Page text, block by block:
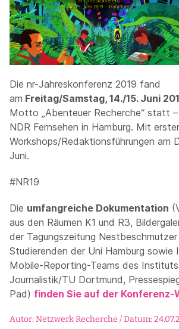
Die nr-Jahreskonferenz 2019 fand
am Freitag/Samstag, 14./15. Juni
Motto „Abenteuer Recherche“ statt –
NDR Fernsehen in Hamburg. Mit
Workshops/Redaktionsführungen am
Juni.
#NR19
Die umfangreiche Dokumentation
aus den Räumen K1 und R3,
der Tagungszeitung
Studierenden der Uni Hamburg sowie
Mobile-Reporting-Teams des
Journalistik/TU Dortmund,
Pad) finden Sie auf der Konferenz-
Autor: Netzwerk Recherche / Datum: